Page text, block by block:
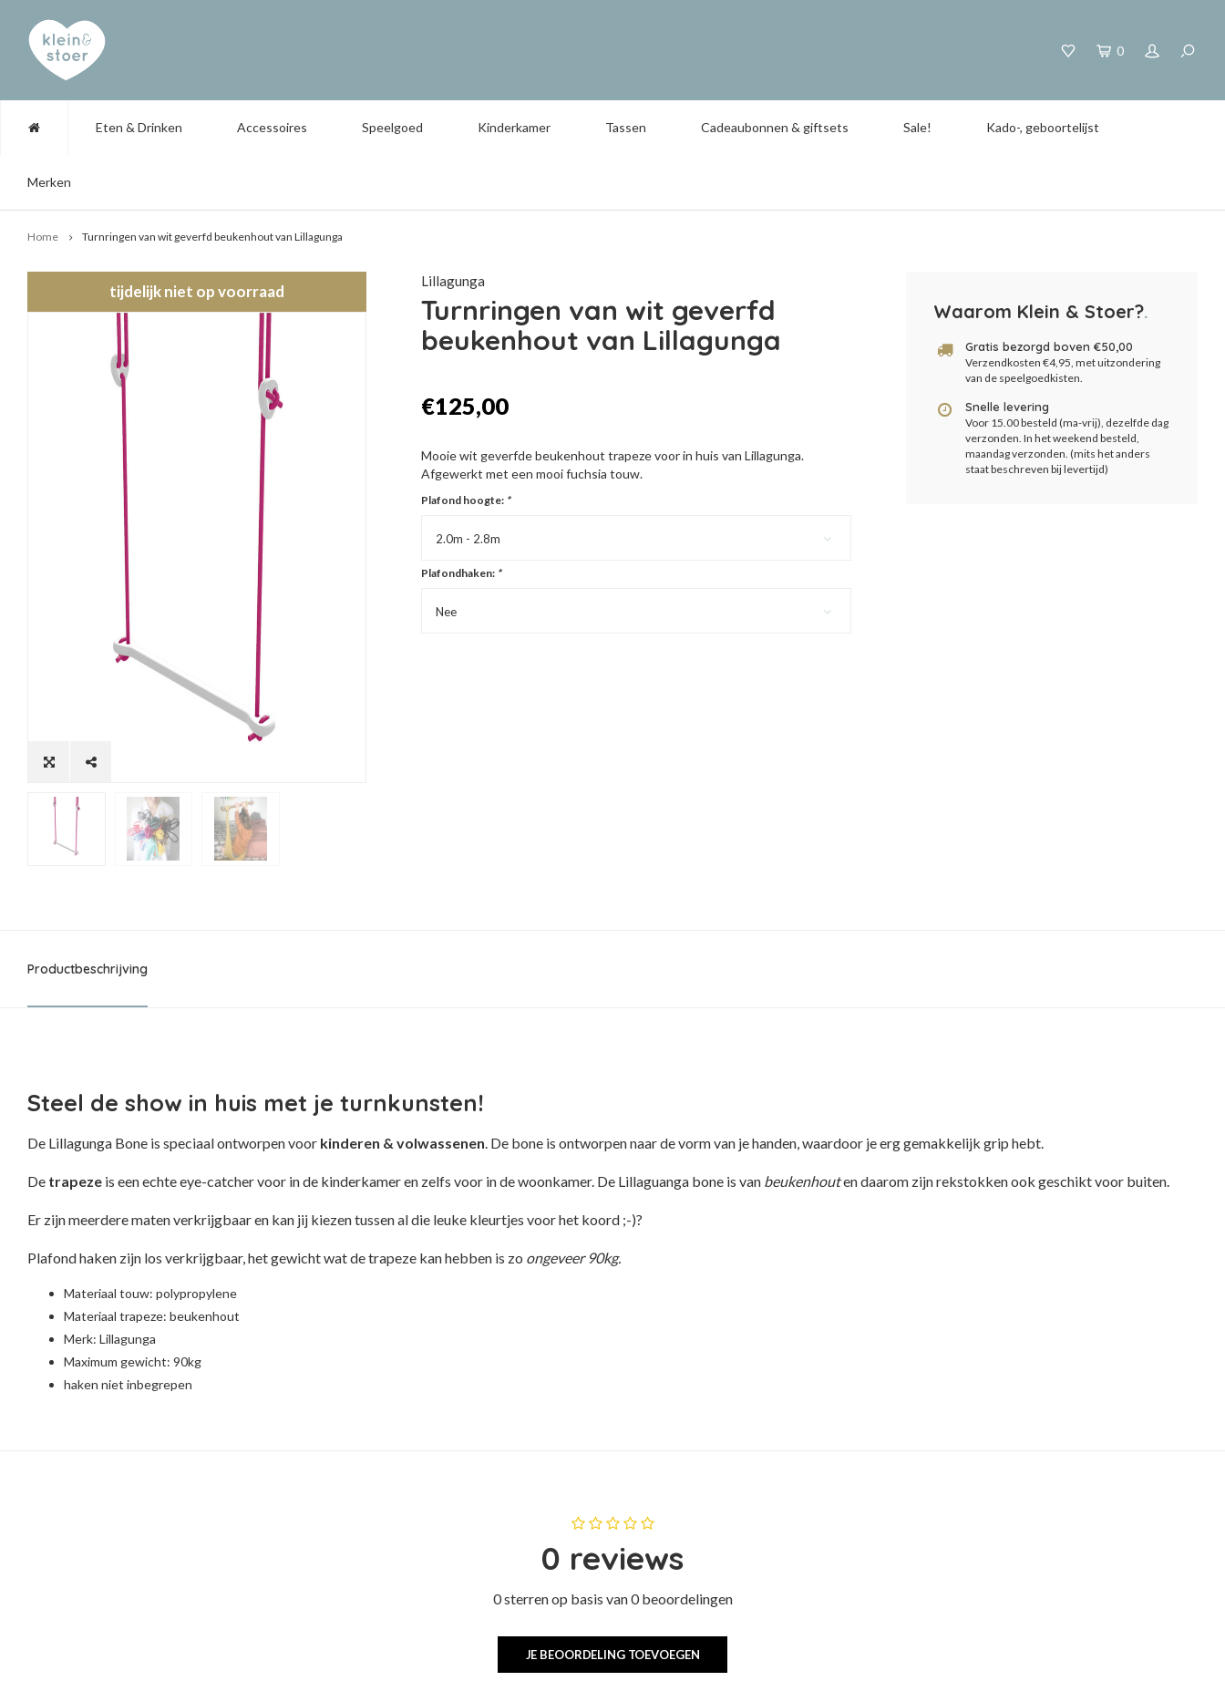
0
Eten & Drinken Accessoires Speelgoed Kinderkamer Tassen Cadeaubonnen & giftsets Sale! Kado-, geboortelijst
Merken
Home Turnringen van wit geverfd beukenhout van Lillagunga
tijdelijk niet op voorraad
Lillagunga
Turnringen van wit geverfd
beukenhout van Lillagunga
€125,00
Mooie wit geverfde beukenhout trapeze voor in huis van Lillagunga.
Afgewerkt met een mooi fuchsia touw.
Plafond hoogte: *
2.0m - 2.8m
Plafondhaken: *
Nee
Waarom Klein & Stoer?.
Gratis bezorgd boven €50,00
Verzendkosten €4,95, met uitzondering
van de speelgoedkisten.
Snelle levering
Voor 15.00 besteld (ma-vrij), dezelfde dag
verzonden. In het weekend besteld,
maandag verzonden. (mits het anders
staat beschreven bij levertijd)
Productbeschrijving
Steel de show in huis met je turnkunsten!
De Lillagunga Bone is speciaal ontworpen voor kinderen & volwassenen . De bone is ontworpen naar de vorm van je handen, waardoor je erg gemakkelijk grip hebt.
De trapeze is een echte eye-catcher voor in de kinderkamer en zelfs voor in de woonkamer. De Lillaguanga bone is van beukenhouten daarom zijn rekstokken ook geschikt voor buiten.
Er zijn meerdere maten verkrijgbaar en kan jij kiezen tussen al die leuke kleurtjes voor het koord ;-)?
Plafond haken zijn los verkrijgbaar, het gewicht wat de trapeze kan hebben is zo ongeveer 90kg.
Materiaal touw: polypropylene
Materiaal trapeze: beukenhout
Merk: Lillagunga
Maximum gewicht: 90kg
haken niet inbegrepen
0 reviews
0 sterren op basis van 0 beoordelingen
JE BEOORDELING TOEVOEGEN